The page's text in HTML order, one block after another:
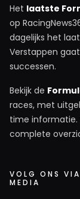
Het laatste
op
dagelijks het
Verstappen
successen.
Bekijk de
races, met
time informatie.
complete
VOLG ONS
MEDIA